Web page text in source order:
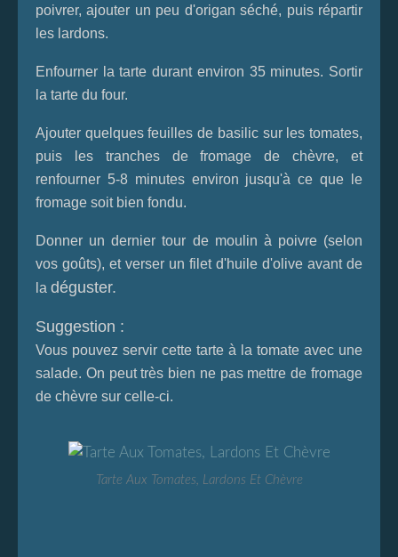
poivrer, ajouter un peu d'origan séché, puis répartir
les lardons.
Enfourner la tarte durant environ 35 minutes. Sortir
la tarte du four.
Ajouter quelques feuilles de basilic sur les tomates,
puis les tranches de fromage de chèvre, et
renfourner 5-8 minutes environ jusqu'à ce que le
fromage soit bien fondu.
Donner un dernier tour de moulin à poivre (selon
vos goûts), et verser un filet d'huile d'olive avant de
la déguster.
Suggestion :
Vous pouvez servir cette tarte à la tomate avec une
salade. On peut très bien ne pas mettre de fromage
de chèvre sur celle-ci.
Tarte Aux Tomates, Lardons Et Chèvre